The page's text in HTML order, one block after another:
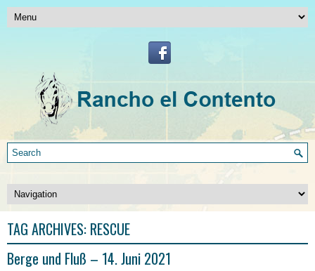
TAG ARCHIVES: RESCUE
Berge und Fluß – 14. Juni 2021